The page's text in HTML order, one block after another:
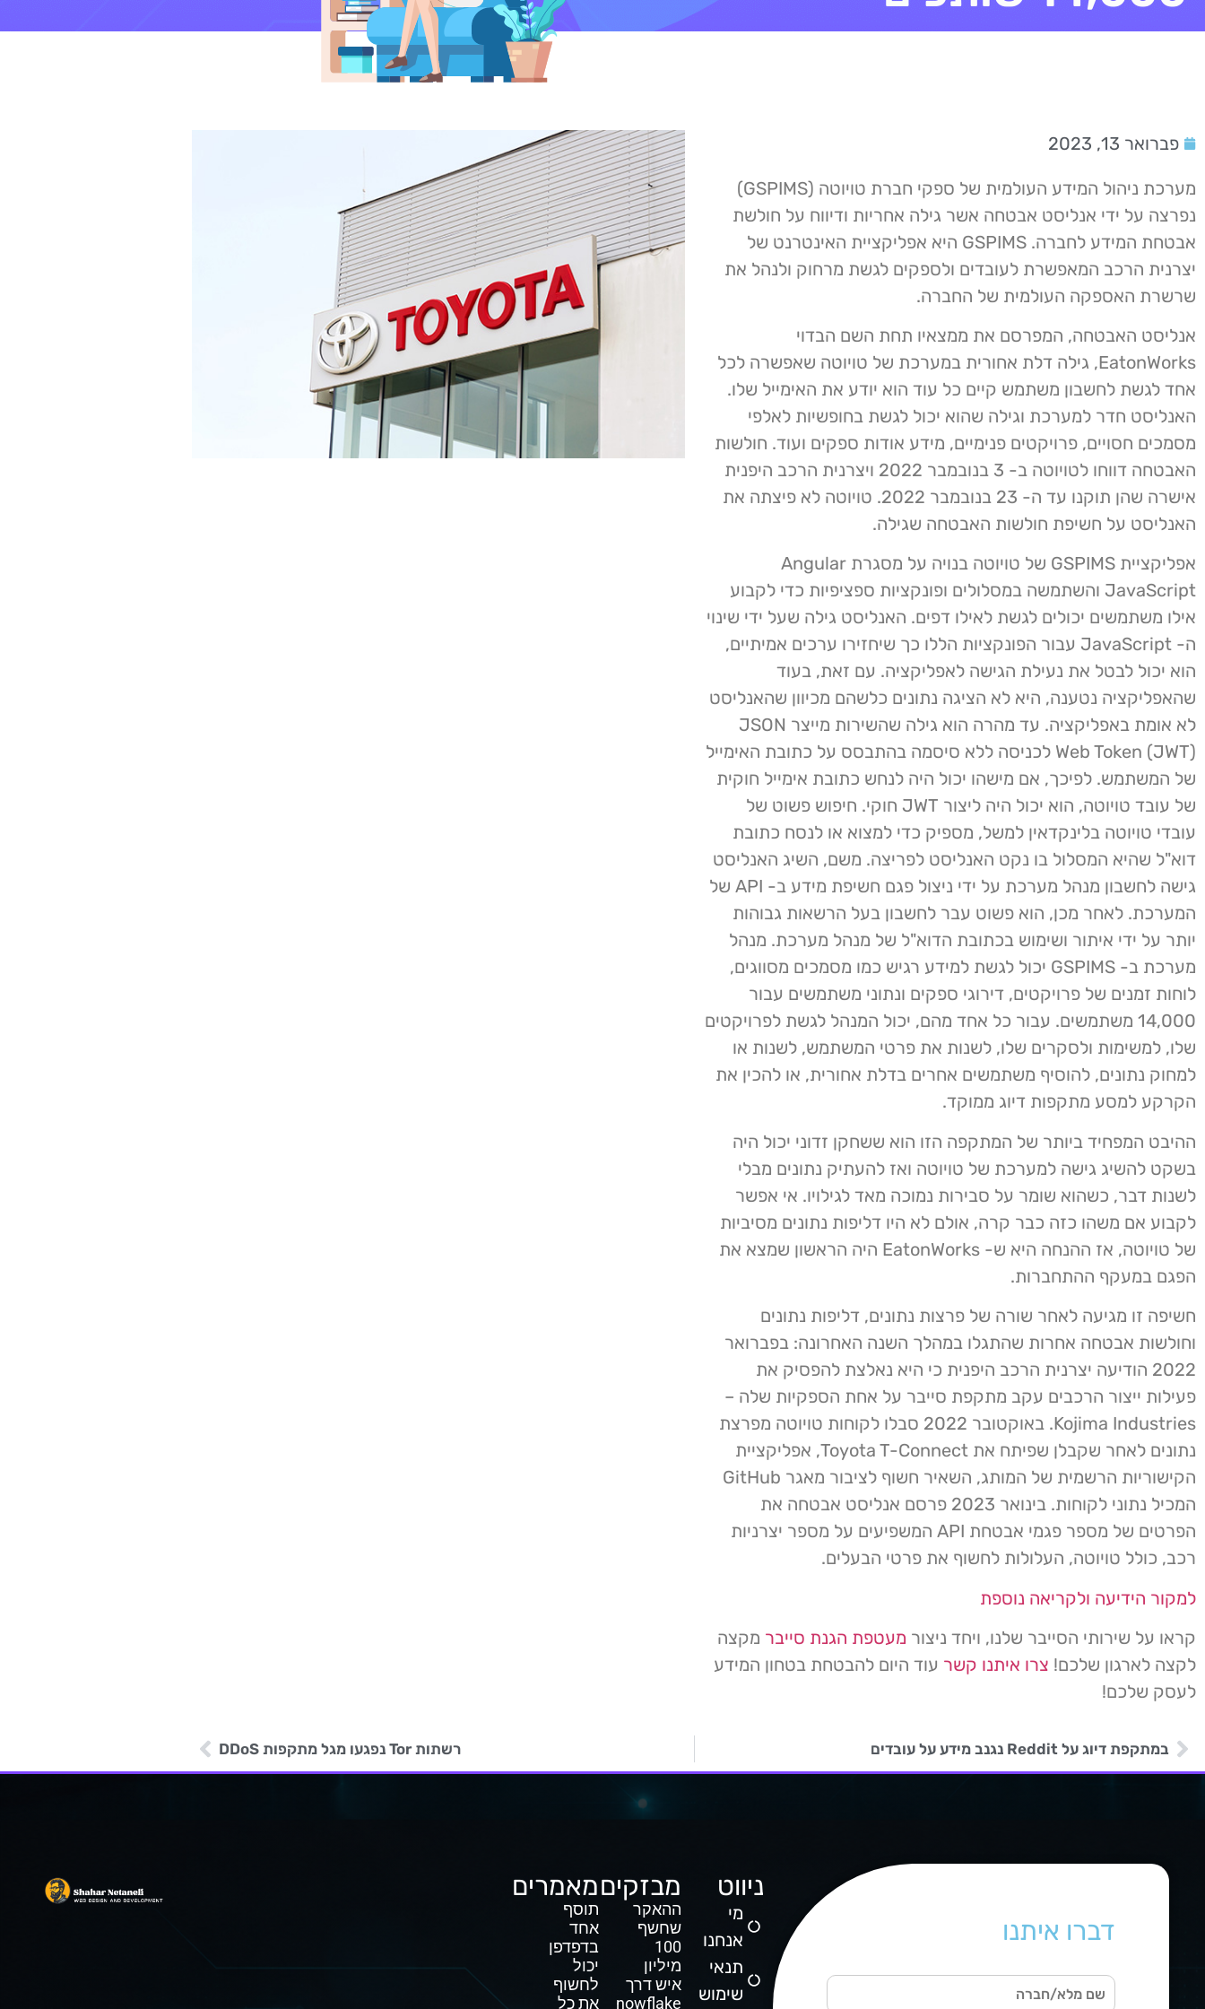
פברואר 13, 2023
מערכת ניהול המידע העולמית של ספקי חברת טויוטה (GSPIMS)
נפרצה על ידי אנליסט אבטחה אשר גילה אחריות ודיווח על חולשת
אבטחת המידע לחברה. GSPIMS היא אפליקציית האינטרנט של
יצרנית הרכב המאפשרת לעובדים ולספקים לגשת מרחוק ולנהל את
שרשרת האספקה העולמית של החברה.
אנליסט האבטחה, המפרסם את ממצאיו תחת השם הבדוי
EatonWorks, גילה דלת אחורית במערכת של טויוטה שאפשרה לכל
אחד לגשת לחשבון משתמש קיים כל עוד הוא יודע את האימייל שלו.
האנליסט חדר למערכת וגילה שהוא יכול לגשת בחופשיות לאלפי
מסמכים חסויים, פרויקטים פנימיים, מידע אודות ספקים ועוד. חולשות
האבטחה דווחו לטויוטה ב- 3 בנובמבר 2022 ויצרנית הרכב היפנית
אישרה שהן תוקנו עד ה- 23 בנובמבר 2022. טויוטה לא פיצתה את
האנליסט על חשיפת חולשות האבטחה שגילה.
אפליקציית GSPIMS של טויוטה בנויה על מסגרת Angular
JavaScript והשתמשה במסלולים ופונקציות ספציפיות כדי לקבוע
אילו משתמשים יכולים לגשת לאילו דפים. האנליסט גילה שעל ידי שינוי
ה- JavaScript עבור הפונקציות הללו כך שיחזירו ערכים אמיתיים,
הוא יכול לבטל את נעילת הגישה לאפליקציה. עם זאת, בעוד
שהאפליקציה נטענה, היא לא הציגה נתונים כלשהם מכיוון שהאנליסט
לא אומת באפליקציה. עד מהרה הוא גילה שהשירות מייצר JSON
Web Token (JWT) לכניסה ללא סיסמה בהתבסס על כתובת האימייל
של המשתמש. לפיכך, אם מישהו יכול היה לנחש כתובת אימייל חוקית
של עובד טויוטה, הוא יכול היה ליצור JWT חוקי. חיפוש פשוט של
עובדי טויוטה בלינקדאין למשל, מספיק כדי למצוא או לנסח כתובת
דוא"ל שהיא המסלול בו נקט האנליסט לפריצה. משם, השיג האנליסט
גישה לחשבון מנהל מערכת על ידי ניצול פגם חשיפת מידע ב- API של
המערכת. לאחר מכן, הוא פשוט עבר לחשבון בעל הרשאות גבוהות
יותר על ידי איתור ושימוש בכתובת הדוא"ל של מנהל מערכת. מנהל
מערכת ב- GSPIMS יכול לגשת למידע רגיש כמו מסמכים מסווגים,
לוחות זמנים של פרויקטים, דירוגי ספקים ונתוני משתמשים עבור
14,000 משתמשים. עבור כל אחד מהם, יכול המנהל לגשת לפרויקטים
שלו, למשימות ולסקרים שלו, לשנות את פרטי המשתמש, לשנות או
למחוק נתונים, להוסיף משתמשים אחרים בדלת אחורית, או להכין את
הקרקע למסע מתקפות דיוג ממוקד.
ההיבט המפחיד ביותר של המתקפה הזו הוא ששחקן זדוני יכול היה
בשקט להשיג גישה למערכת של טויוטה ואז להעתיק נתונים מבלי
לשנות דבר, כשהוא שומר על סבירות נמוכה מאד לגילויו. אי אפשר
לקבוע אם משהו כזה כבר קרה, אולם לא היו דליפות נתונים מסיביות
של טויוטה, אז ההנחה היא ש- EatonWorks היה הראשון שמצא את
הפגם במעקף ההתחברות.
חשיפה זו מגיעה לאחר שורה של פרצות נתונים, דליפות נתונים
וחולשות אבטחה אחרות שהתגלו במהלך השנה האחרונה: בפברואר
2022 הודיעה יצרנית הרכב היפנית כי היא נאלצת להפסיק את
פעילות ייצור הרכבים עקב מתקפת סייבר על אחת הספקיות שלה –
Kojima Industries. באוקטובר 2022 סבלו לקוחות טויוטה מפרצת
נתונים לאחר שקבלן שפיתח את Toyota T-Connect, אפליקציית
הקישוריות הרשמית של המותג, השאיר חשוף לציבור מאגר GitHub
המכיל נתוני לקוחות. בינואר 2023 פרסם אנליסט אבטחה את
הפרטים של מספר פגמי אבטחת API המשפיעים על מספר יצרניות
רכב, כולל טויוטה, העלולות לחשוף את פרטי הבעלים.
למקור הידיעה ולקריאה נוספת
קראו על שירותי הסייבר שלנו, ויחד ניצור מעטפת הגנת סייבר מקצה
לקצה לארגון שלכם! צרו איתנו קשר עוד היום להבטחת בטחון המידע
לעסק שלכם!
במתקפת דיוג על Reddit נגנב מידע על עובדים רשתות Tor נפגעו מגל מתקפות DDoS
דברו איתנו
ש
ניווט
מי
אנחנו
תנאי
שימוש
מבזקים
ההאקר
שחשף
100
מיליון
איש דרך
Snowflake
מאמרים
תוסף
אחד
בדפדפן
יכול
לחשוף
את כל